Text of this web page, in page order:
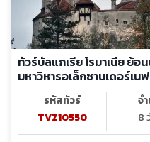
ทัวร์บัลแกเรีย โรมาเนีย ย้
มหาวิหารอเล็กซานเดอร์เน
รหัสทัวร์
TVZ10550
จ
8